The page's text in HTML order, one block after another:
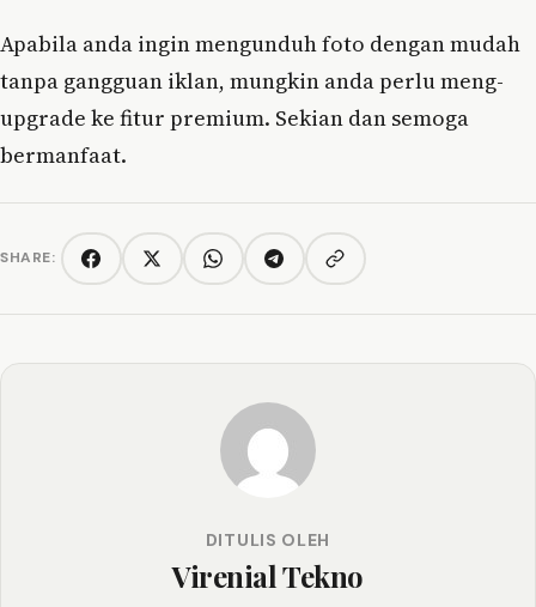
Apabila anda ingin mengunduh foto dengan mudah
tanpa gangguan iklan, mungkin anda perlu meng-
upgrade ke fitur premium. Sekian dan semoga
bermanfaat.
SHARE: FacebookTwitter/XWhatsAppTelegramCopy link
DITULIS OLEH
Virenial Tekno